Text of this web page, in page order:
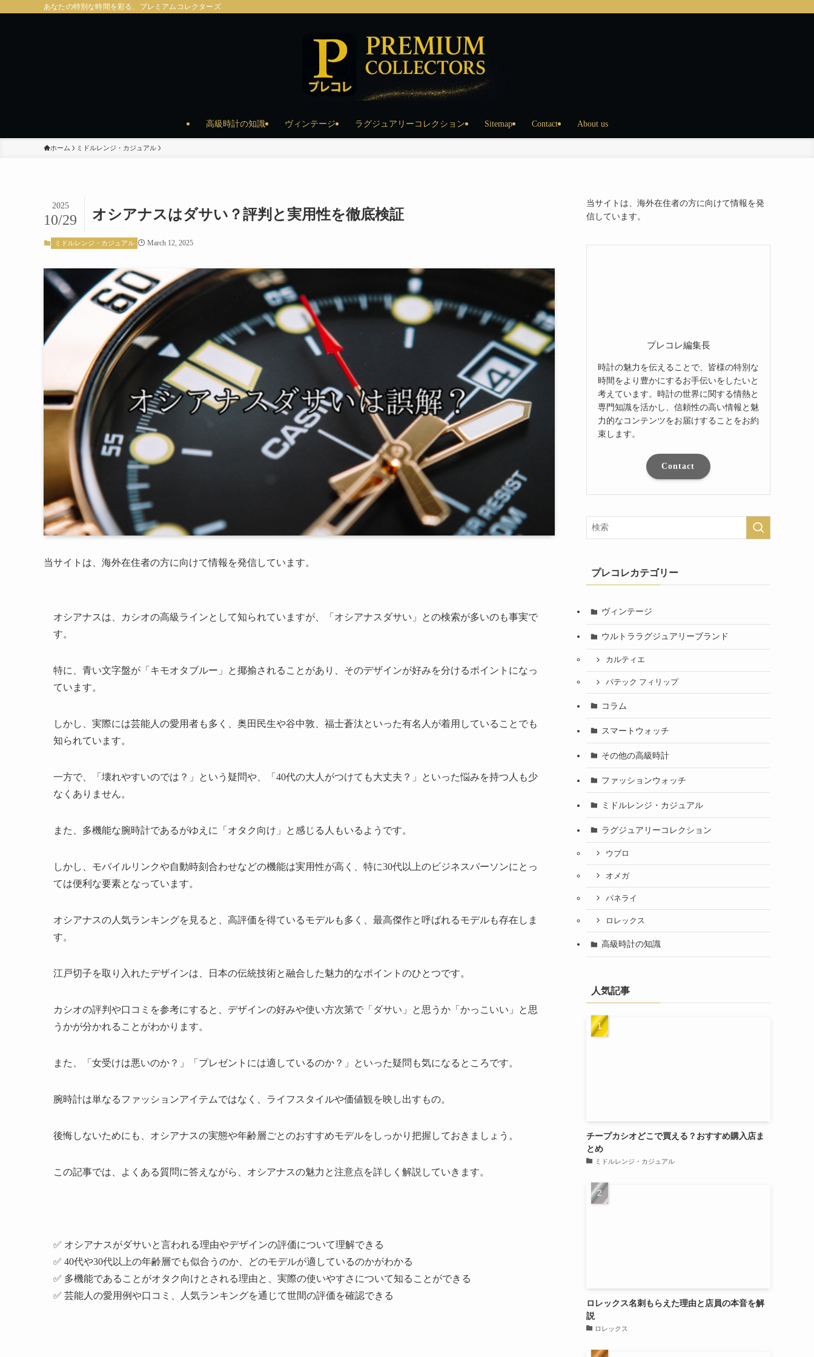
あなたの特別な時間を彩る、プレミアムコレクターズ
高級時計の知識 ヴィンテージ ラグジュアリーコレクション Sitemap Contact About us
ホーム ミドルレンジ・カジュアル
オシアナスはダサい？評判と実用性を徹底検証
2025
10/29
ミドルレンジ・カジュアル March 12, 2025
当サイトは、海外在住者の方に向けて情報を発信しています。
オシアナスは、カシオの高級ラインとして知られていますが、「オシアナスダサい」との検索が多いのも事実で
す。
特に、青い文字盤が「キモオタブルー」と揶揄されることがあり、そのデザインが好みを分けるポイントになっ
ています。
しかし、実際には芸能人の愛用者も多く、奥田民生や谷中敦、福士蒼汰といった有名人が着用していることでも
知られています。
一方で、「壊れやすいのでは？」という疑問や、「40代の大人がつけても大丈夫？」といった悩みを持つ人も少
なくありません。
また、多機能な腕時計であるがゆえに「オタク向け」と感じる人もいるようです。
しかし、モバイルリンクや自動時刻合わせなどの機能は実用性が高く、特に30代以上のビジネスパーソンにとっ
ては便利な要素となっています。
オシアナスの人気ランキングを見ると、高評価を得ているモデルも多く、最高傑作と呼ばれるモデルも存在しま
す。
江戸切子を取り入れたデザインは、日本の伝統技術と融合した魅力的なポイントのひとつです。
カシオの評判や口コミを参考にすると、デザインの好みや使い方次第で「ダサい」と思うか「かっこいい」と思
うかが分かれることがわかります。
また、「女受けは悪いのか？」「プレゼントには適しているのか？」といった疑問も気になるところです。
腕時計は単なるファッションアイテムではなく、ライフスタイルや価値観を映し出すもの。
後悔しないためにも、オシアナスの実態や年齢層ごとのおすすめモデルをしっかり把握しておきましょう。
この記事では、よくある質問に答えながら、オシアナスの魅力と注意点を詳しく解説していきます。
✅ オシアナスがダサいと言われる理由やデザインの評価について理解できる
✅ 40代や30代以上の年齢層でも似合うのか、どのモデルが適しているのかがわかる
✅ 多機能であることがオタク向けとされる理由と、実際の使いやすさについて知ることができる
✅ 芸能人の愛用例や口コミ、人気ランキングを通じて世間の評価を確認できる
当サイトは、海外在住者の方に向けて情報を発
信しています。
プレコレ編集長
時計の魅力を伝えることで、皆様の特別な
時間をより豊かにするお手伝いをしたいと
考えています。時計の世界に関する情熱と
専門知識を活かし、信頼性の高い情報と魅
力的なコンテンツをお届けすることをお約
束します。
Contact
プレコレカテゴリー
ヴィンテージ
ウルトララグジュアリーブランド
カルティエ
パテック フィリップ
コラム
スマートウォッチ
その他の高級時計
ファッションウォッチ
ミドルレンジ・カジュアル
ラグジュアリーコレクション
ウブロ
オメガ
パネライ
ロレックス
高級時計の知識
人気記事
チープカシオどこで買える？おすすめ購入店ま
とめ
ミドルレンジ・カジュアル
ロレックス名刺もらえた理由と店員の本音を解
説
ロレックス